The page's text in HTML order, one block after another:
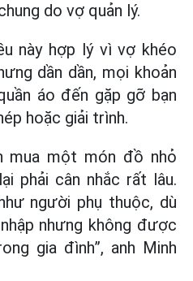
do vợ quản lý.
này hợp lý vì vợ khéo
dần dần, mọi khoản
áo đến gặp gỡ bạn
hoặc giải trình.
mua một món đồ nhỏ
phải cân nhắc rất lâu.
người phụ thuộc, dù
nhưng không được
gia đình”, anh Minh